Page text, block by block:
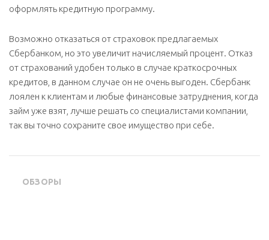
оформлять кредитную программу.
Возможно отказаться от страховок предлагаемых
Сбербанком, но это увеличит начисляемый процент. Отказ
от страхований удобен только в случае краткосрочных
кредитов, в данном случае он не очень выгоден. Сбербанк
лоялен к клиентам и любые финансовые затруднения, когда
займ уже взят, лучше решать со специалистами компании,
так вы точно сохраните свое имущество при себе.
ОБЗОРЫ